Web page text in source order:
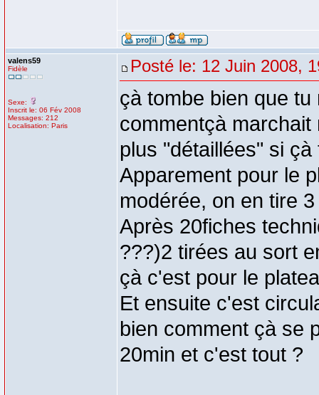
valens59
Fidèle
Sexe:
Inscrit le: 06 Fév 2008
Messages: 212
Localisation: Paris
Posté le: 12 Juin 2008,
çà tombe bien que
commentçà
plus "détaillées" si
Apparement pour le
modérée, on en tire
Après 20fiches
???)2 tirées au sort
çà c'est pour le
Et ensuite c'est
bien comment çà se
20min et c'est tout ?